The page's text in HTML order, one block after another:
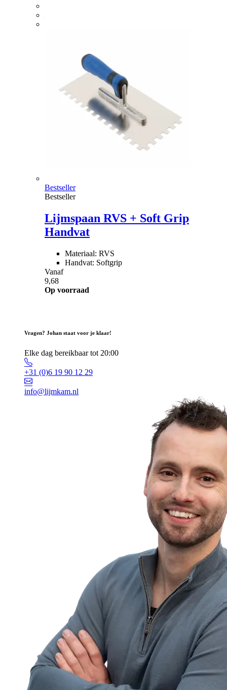
Bestseller
Bestseller
Lijmspaan RVS + Soft Grip
Handvat
Materiaal: RVS
Handvat: Softgrip
Vanaf
9,68
Op voorraad
Vragen? Johan staat voor je klaar!
Elke dag bereikbaar tot 20:00
+31 (0)6 19 90 12 29
info@lijmkam.nl